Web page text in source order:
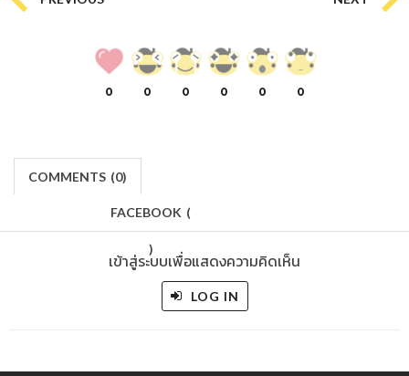
0 0 0 0 0 0
COMMENTS (0)
FACEBOOK (
)
เข้าสู่ระบบเพื่อแสดงความคิดเห็น
LOG IN